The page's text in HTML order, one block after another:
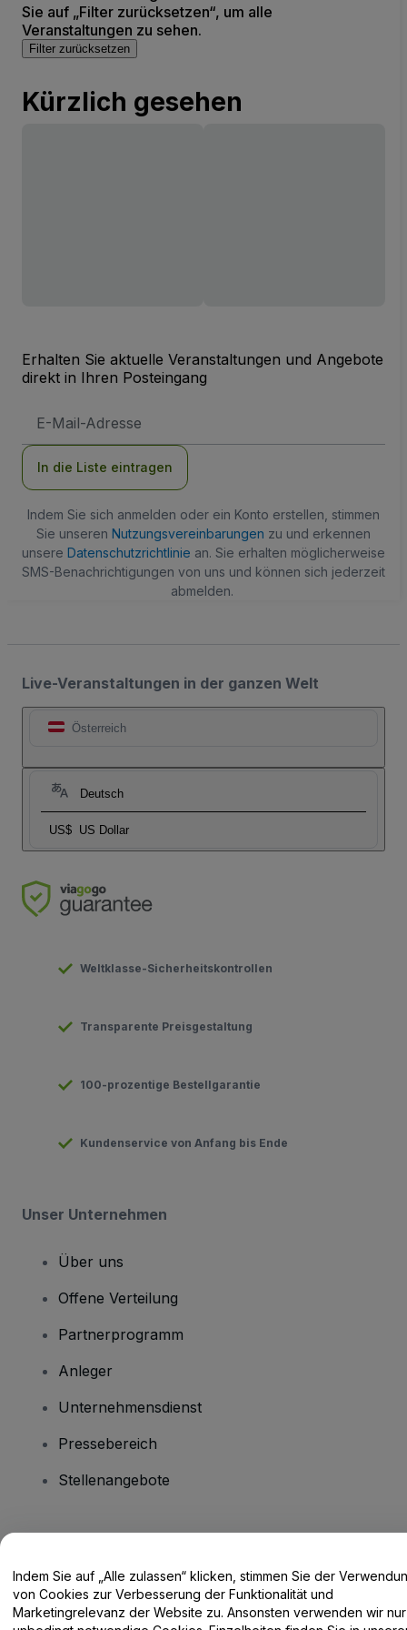
Sie auf „Filter zurücksetzen“, um alle
Veranstaltungen zu sehen.
Filter zurücksetzen
Kürzlich gesehen
Erhalten Sie aktuelle Veranstaltungen und Angebote
direkt in Ihren Posteingang
Mail-
In die Liste eintragen
Indem Sie sich anmelden oder ein Konto erstellen, stimmen
Sie unseren Nutzungsvereinbarungen zu und erkennen
unsere Datenschutzrichtlinie an. Sie erhalten möglicherweise
SMS-Benachrichtigungen von uns und können sich jederzeit
abmelden.
Live-Veranstaltungen in der ganzen Welt
Österreich
Deutsch
US$ US Dollar
Weltklasse-Sicherheitskontrollen
Transparente Preisgestaltung
100-prozentige Bestellgarantie
Kundenservice von Anfang bis Ende
Unser Unternehmen
Über uns
Offene Verteilung
Partnerprogramm
Anleger
Unternehmensdienst
Pressebereich
Stellenangebote
Hilfe-Center / Kontakt
Indem Sie auf „Alle zulassen“ klicken, stimmen Sie der
von Cookies zur Verbesserung der Funktionalität und
Marketingrelevanz der Website zu. Ansonsten verwenden wir nur